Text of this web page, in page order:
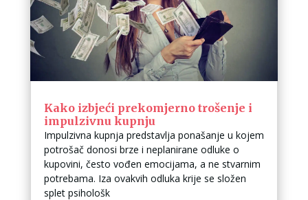
Kako izbjeći prekomjerno trošenje i
impulzivnu kupnju
Impulzivna kupnja predstavlja ponašanje u kojem
potrošač donosi brze i neplanirane odluke o
kupovini, često vođen emocijama, a ne stvarnim
potrebama. Iza ovakvih odluka krije se složen
splet psihološk